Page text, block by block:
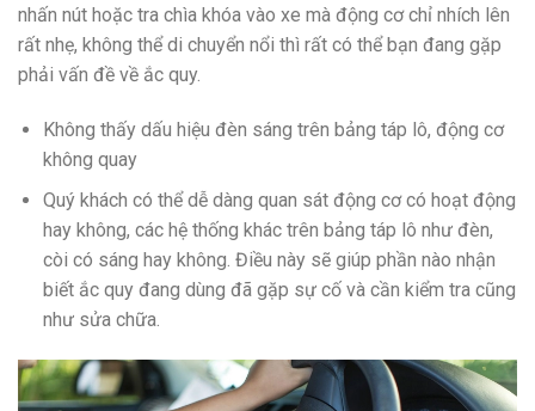
nhấn nút hoặc tra chìa khóa vào xe mà động cơ chỉ nhích lên
rất nhẹ, không thể di chuyển nổi thì rất có thể bạn đang gặp
phải vấn đề về ắc quy.
Không thấy dấu hiệu đèn sáng trên bảng táp lô, động cơ
không quay
Quý khách có thể dễ dàng quan sát động cơ có hoạt động
hay không, các hệ thống khác trên bảng táp lô như đèn,
còi có sáng hay không. Điều này sẽ giúp phần nào nhận
biết ắc quy đang dùng đã gặp sự cố và cần kiểm tra cũng
như sửa chữa.